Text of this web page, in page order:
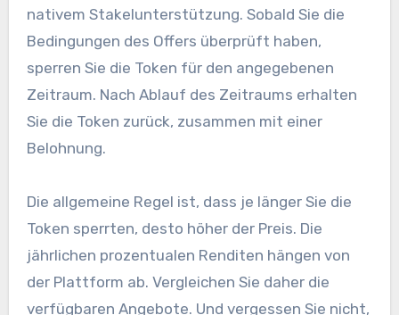
nativem Stakelunterstützung. Sobald Sie die
Bedingungen des Offers überprüft haben,
sperren Sie die Token für den angegebenen
Zeitraum. Nach Ablauf des Zeitraums erhalten
Sie die Token zurück, zusammen mit einer
Belohnung.
Die allgemeine Regel ist, dass je länger Sie die
Token sperrten, desto höher der Preis. Die
jährlichen prozentualen Renditen hängen von
der Plattform ab. Vergleichen Sie daher die
verfügbaren Angebote. Und vergessen Sie nicht,